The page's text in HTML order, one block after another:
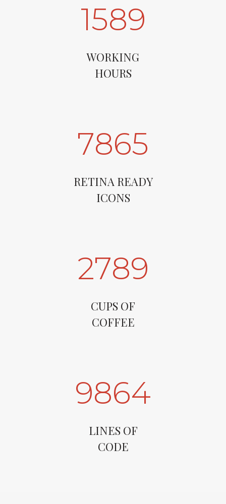
1589
WORKING
HOURS
7865
RETINA READY
ICONS
2789
CUPS OF
COFFEE
9864
LINES OF
CODE